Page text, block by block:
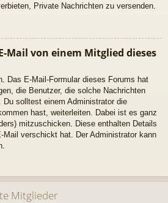
Private Nachrichten zu versenden.
Mail von einem Mitglied dieses
Das E-Mail-Formular dieses Forums hat
die Benutzer, die solche Nachrichten
solltest einem Administrator die
hast, weiterleiten. Dabei ist es ganz
mitzuschicken. Diese enthalten Details
Mail verschickt hat. Der Administrator kann
Mitglieder